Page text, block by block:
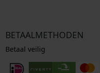
BETAALMETHODEN
Betaal veilig